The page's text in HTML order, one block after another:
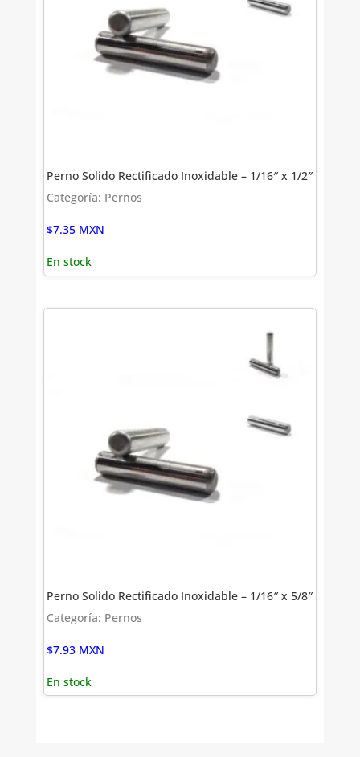
Perno Solido Rectificado Inoxidable – 1/16″ x 1/2″
Categoría: Pernos
$7.35 MXN
En stock
Perno Solido Rectificado Inoxidable – 1/16″ x 5/8″
Categoría: Pernos
$7.93 MXN
En stock